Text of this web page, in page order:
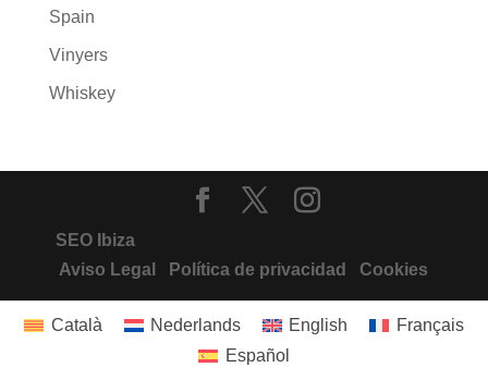
Spain
Vinyers
Whiskey
SEO Ibiza
Aviso Legal
Política de privacidad Cookies
Català Nederlands English
Français
Español